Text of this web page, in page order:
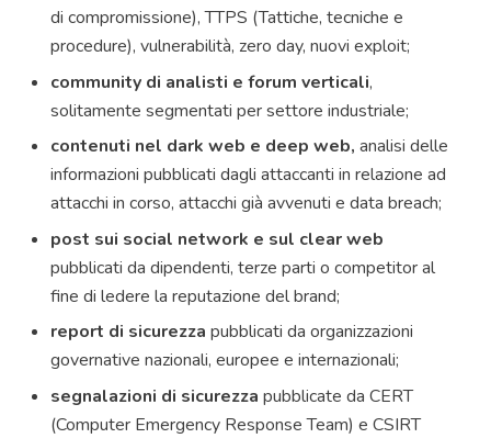
di compromissione), TTPS (Tattiche, tecniche e
procedure), vulnerabilità, zero day, nuovi exploit;
community di analisti e forum verticali,
solitamente segmentati per settore industriale;
contenuti nel dark web e deep web, analisi delle
informazioni pubblicati dagli attaccanti in relazione ad
attacchi in corso, attacchi già avvenuti e data breach;
post sui social network e sul clear web
pubblicati da dipendenti, terze parti o competitor al
fine di ledere la reputazione del brand;
report di sicurezza pubblicati da organizzazioni
governative nazionali, europee e internazionali;
segnalazioni di sicurezza pubblicate da CERT
(Computer Emergency Response Team) e CSIRT